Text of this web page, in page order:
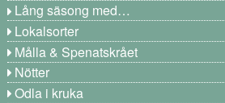
Lång säsong med…
Lokalsorter
Målla & Spenatskrået
Nötter
Odla i kruka